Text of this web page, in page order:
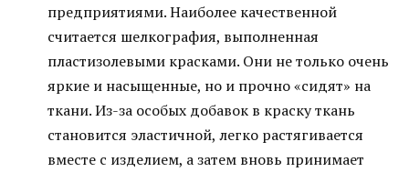
предприятиями. Наиболее качественной
считается шелкография, выполненная
пластизолевыми красками. Они не только очень
яркие и насыщенные, но и прочно «сидят» на
ткани. Из-за особых добавок в краску ткань
становится эластичной, легко растягивается
вместе с изделием, а затем вновь принимает